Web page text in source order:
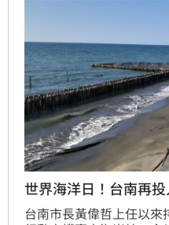
地球盡份心力！
世界海洋日！台南再
台南市長黃偉哲上任以